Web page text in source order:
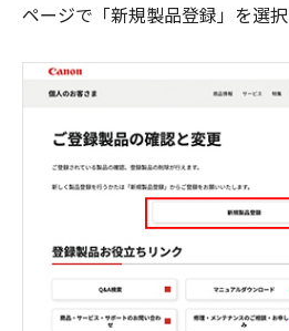
ページで「新規製品登録」を選択